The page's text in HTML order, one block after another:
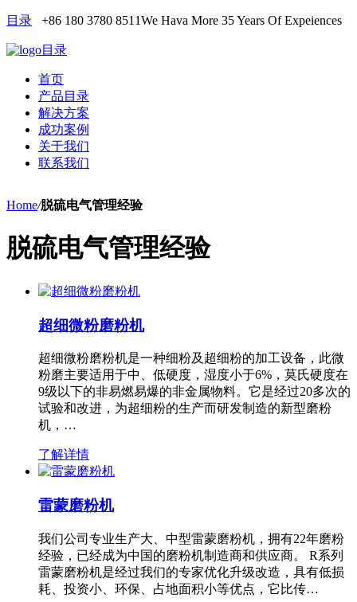
目录 +86 180 3780 8511We Hava More 35 Years Of Expeiences
目录
首页
产品目录
解决方案
成功案例
关于我们
联系我们
Home/脱硫电气管理经验
脱硫电气管理经验
超细微粉磨粉机
超细微粉磨粉机是一种细粉及超细粉的加工设备，此微
粉磨主要适用于中、低硬度，湿度小于6%，莫氏硬度在
9级以下的非易燃易爆的非金属物料。它是经过20多次的
试验和改进，为超细粉的生产而研发制造的新型磨粉
机，…
了解详情
雷蒙磨粉机
我们公司专业生产大、中型雷蒙磨粉机，拥有22年磨粉
经验，已经成为中国的磨粉机制造商和供应商。 R系列
雷蒙磨粉机是经过我们的专家优化升级改造，具有低损
耗、投资小、环保、占地面积小等优点，它比传…